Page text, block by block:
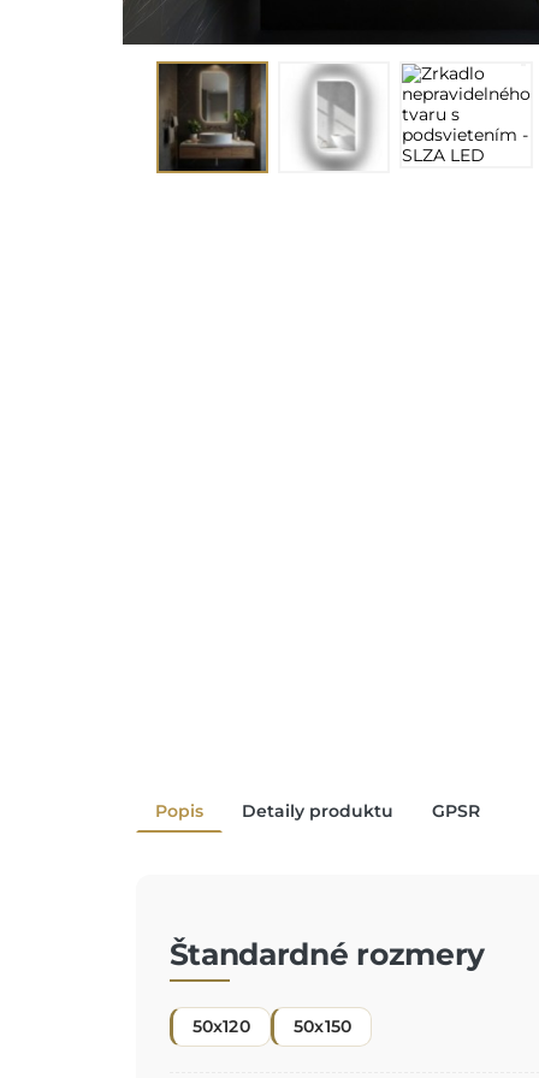
Popis Detaily produktu GPSR
Štandardné rozmery
50x120 50x150